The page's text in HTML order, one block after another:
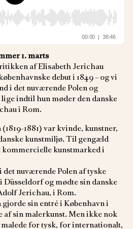
1. marts
af Elisabeth Jerichau
debut i 1849 – og vi
i det nuværende Polen og
indtil hun møder den danske
i Rom.
1881) var kvinde, kunstner,
kunstmiljø. Til gengæld
kommercielle kunstmarked i
nuværende Polen af tyske
og mødte sin danske
Jerichau, i Rom.
sin entré i København i
af sin malerkunst. Men ikke nok
for tysk, for internationalt,